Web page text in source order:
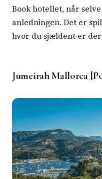
Book hotellet, når
anledningen. Det er
hvor du sjældent er
Jumeirah Mallorca